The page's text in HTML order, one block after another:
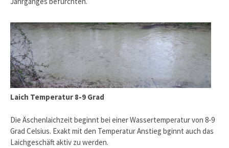
Laich Temperatur 8-9 Grad
Die Äschenlaichzeit beginnt bei einer Wassertemperatur von 8-9
Grad Celsius. Exakt mit den Temperatur Anstieg bginnt auch das
Laichgeschäft aktiv zu werden.